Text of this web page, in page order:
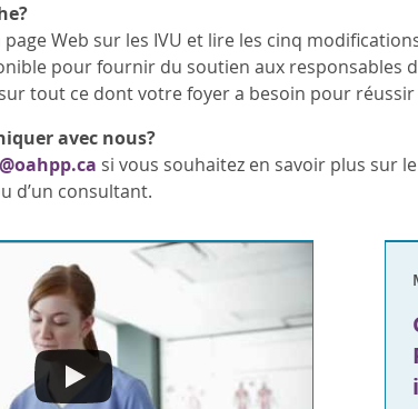
Web sur les IVU et lire les cinq
pour fournir du soutien aux responsables
tout ce dont votre foyer a besoin pour
avec nous?
si vous souhaitez en savoir plus sur
d’un consultant.